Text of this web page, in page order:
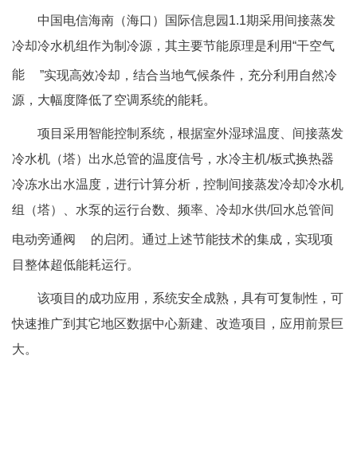
中国电信海南（海口）国际信息园1.1期采用间接蒸发
冷却冷水机组作为制冷源，其主要节能原理是利用“干空气
能
”实现高效冷却，结合当地气候条件，充分利用自然冷
源，大幅度降低了空调系统的能耗。
项目采用智能控制系统，根据室外湿球温度、间接蒸发
冷水机（塔）出水总管的温度信号，水冷主机/板式换热器
冷冻水出水温度，进行计算分析， 控制 间接蒸发冷却冷水机
组（塔）、水泵的运行台数、频率、冷却水供/回水总管间
电动旁通阀
的启闭。通过上述节能技术的集成，实现项
目整体超低能耗运行。
该项目的成功应用，系统安全成熟，具有可复制性，可
快速推广到其它地区数据中心新建、改造项目，应用前景巨
大。